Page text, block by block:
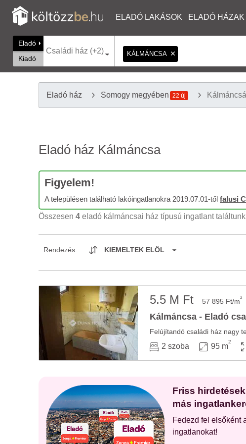
ELADÓ LAKÁSOK ELADÓ HÁZAK
Eladó
Kiadó
Családi ház (+2) KÁLMÁNCSA
Eladó ház Somogy megyében 22 új
Eladó ház Kálmáncsa
Figyelem!
A településen található lakóingatlanokra 2019.07.01-től falusi
Összesen 4 eladó kálmáncsai ház típusú ingatlant találtunk
Rendezés: KIEMELTEK ELÖL
5.5 M Ft 57 895 Ft/m2
Kálmáncsa - Eladó
Felújítandó családi ház nagy
2 szoba 95 m
2
Friss
más
Fedezd fel elsőként
ingatlanokat!